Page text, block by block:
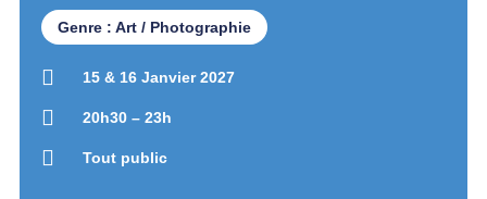
Genre : Art / Photographie
15 & 16 Janvier 2027
20h30 – 23h
Tout public